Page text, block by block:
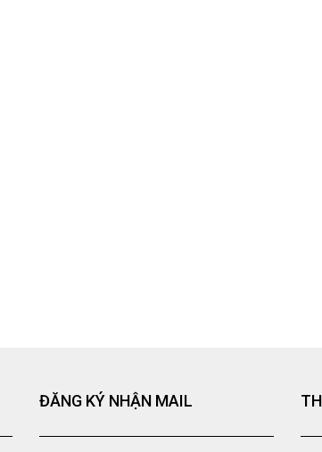
ĐĂNG KÝ NHẬN MAIL